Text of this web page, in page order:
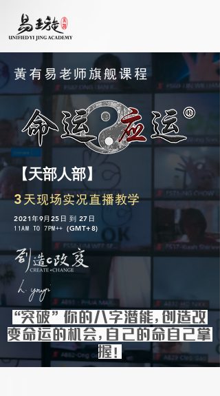
黃有易老师旗舰课程
【天部人部】
3天现场实况直播教学
2021 年9月 25 日 到 27 日
11AM TO 7PM++ (GMT+8)
“突破”你的八字潜能，创造改
变命运的机会，自己的命自己掌
握！